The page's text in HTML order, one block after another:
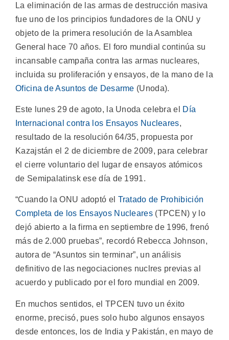
La eliminación de las armas de destrucción masiva
fue uno de los principios fundadores de la ONU y
objeto de la primera resolución de la Asamblea
General hace 70 años. El foro mundial continúa su
incansable campaña contra las armas nucleares,
incluida su proliferación y ensayos, de la mano de la
Oficina de Asuntos de Desarme (Unoda).
Este lunes 29 de agoto, la Unoda celebra el
Día
Internacional contra los Ensayos Nucleares,
resultado de la resolución 64/35, propuesta por
Kazajstán el 2 de diciembre de 2009, para celebrar
el cierre voluntario del lugar de ensayos atómicos
de Semipalatinsk ese día de 1991.
“Cuando la ONU adoptó el Tratado de Prohibición
Completa de los Ensayos Nucleares(TPCEN) y lo
dejó abierto a la firma en septiembre de 1996, frenó
más de 2.000 pruebas”, recordó Rebecca Johnson,
autora de “Asuntos sin terminar”, un análisis
definitivo de las negociaciones nuclres previas al
acuerdo y publicado por el foro mundial en 2009.
En muchos sentidos, el TPCEN tuvo un éxito
enorme, precisó, pues solo hubo algunos ensayos
desde entonces, los de India y Pakistán, en mayo de